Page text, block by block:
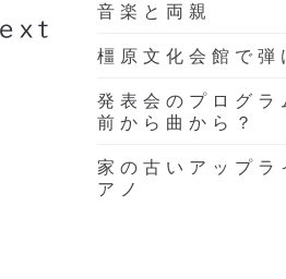
音楽と両親
橿原文化会館で弾
発表会のプログラ
前から曲から？
家の古いアップラ
アノ